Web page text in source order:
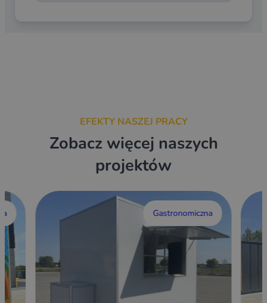
EFEKTY NASZEJ PRACY
Zobacz więcej naszych
projektów
Gastronomiczna